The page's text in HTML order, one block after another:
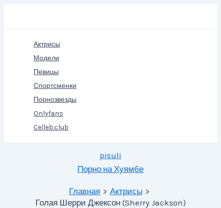
Актрисы
Модели
Певицы
Спортсменки
Порнозвезды
Onlyfans
Celleb.club
pisuli
Порно на Хуямбе
Главная
Актрисы
Голая Шерри Джексон (Sherry Jackson)